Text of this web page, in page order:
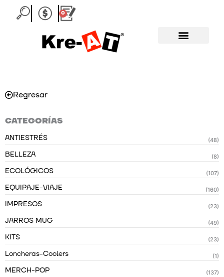
0
Carrito
Regresar
CATEGORÍAS
ANTIESTRÉS (48)
BELLEZA (8)
ECOLÓGICOS (107)
EQUIPAJE-VIAJE (160)
IMPRESOS (23)
JARROS MUG (49)
KITS (23)
Loncheras-Coolers (1)
MERCH-POP (137)